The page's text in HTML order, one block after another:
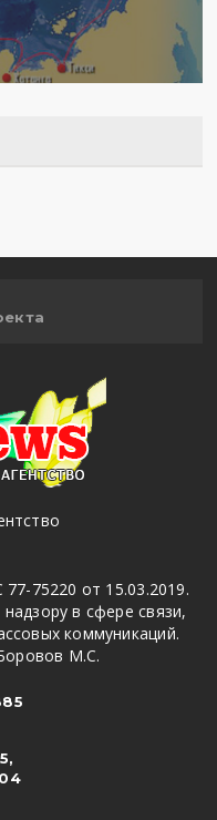
75220 от 15.03.2019.
в сфере связи,
коммуникаций.
М.С.